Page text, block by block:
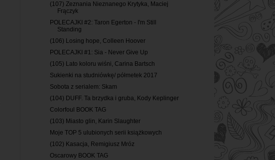
(107) Zeznania Nieznanego Krytyka, Maciej
Frączyk
POLECAJKI #2: Taron Egerton - I'm Still
Standing
(106) Losing hope, Colleen Hoover
POLECAJKI #1: Sia - Never Give Up
(105) Lato koloru wiśni, Carina Bartsch
Sukienki na studniówkę/ półmetek 2017
Sobota z serialem: Skam
(104) DUFF. Ta brzydka i gruba, Kody Keplinger
Colorfoul BOOK TAG
(103) Miasto glin, Karin Slaughter
Moje TOP 5 ulubionych serii książkowych
(102) Kasacja, Remigiusz Mróz
Oscarowy BOOK TAG